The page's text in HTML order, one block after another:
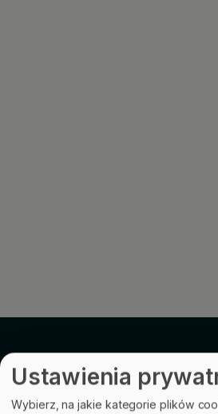
Nowy Standard
Sprzedaży
Ustawienia
Wybierz, na jakie kategorie plików